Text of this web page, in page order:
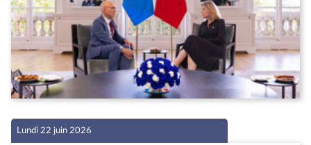
Lundi 22 juin 2026